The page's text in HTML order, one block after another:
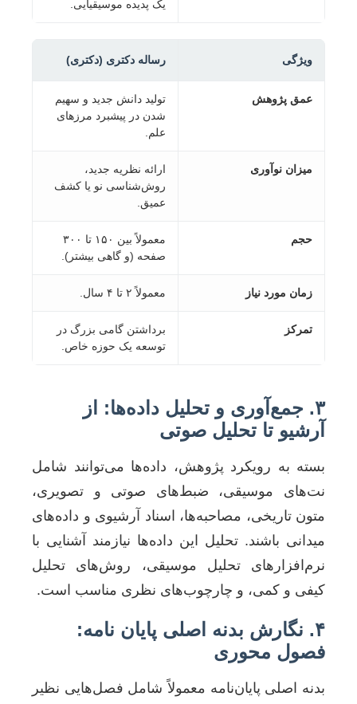
یک پدیده موسیقیایی.
ویژگی رساله دکتری (دکتری)
عمق پژوهش
تولید دانش جدید و سهیم
شدن در پیشبرد مرزهای
علم.
میزان نوآوری
ارائه نظریه جدید،
روش‌شناسی نو یا کشف
عمیق.
حجم
معمولاً بین ۱۵۰ تا ۳۰۰
صفحه (و گاهی بیشتر).
زمان مورد نیاز معمولاً ۲ تا ۴ سال.
تمرکز
برداشتن گامی بزرگ در
توسعه یک حوزه خاص.
۳. جمع‌آوری و تحلیل داده‌ها: از
آرشیو تا تحلیل صوتی
بسته به رویکرد پژوهش، داده‌ها می‌توانند شامل
نت‌های موسیقی، ضبط‌های صوتی و تصویری،
متون تاریخی، مصاحبه‌ها، اسناد آرشیوی و داده‌های
میدانی باشند. تحلیل این داده‌ها نیازمند آشنایی با
نرم‌افزارهای تحلیل موسیقی، روش‌های تحلیل
کیفی و کمی، و چارچوب‌های نظری مناسب است.
۴. نگارش بدنه اصلی پایان نامه:
فصول محوری
بدنه اصلی پایان‌نامه معمولاً شامل فصل‌هایی نظیر